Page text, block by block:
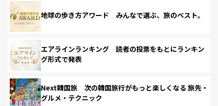
地球の歩き方アワード みんなで選ぶ、旅のベスト。
エアラインランキング 読者の投票をもとにランキン
グ形式で発表
Next韓国旅 次の韓国旅行がもっと楽しくなる 旅先・
グルメ・テクニック